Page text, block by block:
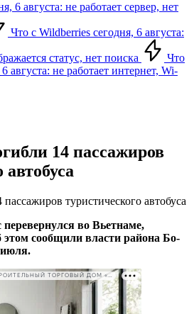
6 августа: не работает сервер, нет
Что с Wildberries сегодня, 6 августа:
статус, нет поиска
Что
августа: не работает интернет, Wi-
14 пассажиров
автобуса
туристического автобуса
перевернулся во Вьетнаме,
этом сообщили власти района Бо-
июля.
РЕКЛАМА • ООО СТРОИТЕЛЬНЫЙ ТОРГОВЫЙ ДОМ «ПЕТРОВИЧ». ИНН: 7802348846